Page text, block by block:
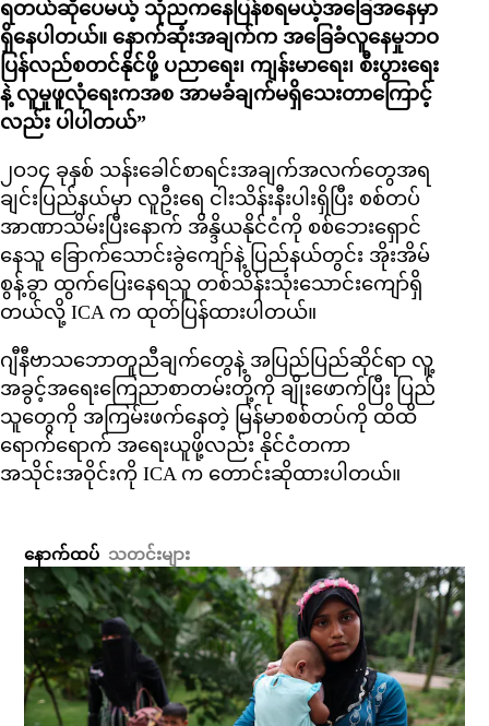
ရတယ်ဆိုပေမယ့် သုံညကနေပြန်စရမယ့်အခြေအနေမှာ
ရှိနေပါတယ်။ နောက်ဆုံးအချက်က အခြေခံလူနေမှုဘဝ
ပြန်လည်စတင်နိုင်ဖို့ ပညာရေး၊ ကျန်းမာရေး၊ စီးပွားရေး
နဲ့ လူမှုဖူလုံရေးကအစ အာမခံချက်မရှိသေးတာကြောင့်
လည်း ပါပါတယ်”
၂ဝ၁၄ ခုနှစ် သန်းခေါင်စာရင်းအချက်အလက်တွေအရ
ချင်းပြည်နယ်မှာ လူဦးရေ ငါးသိန်းနီးပါးရှိပြီး စစ်တပ်
အာဏာသိမ်းပြီးနောက် အိန္ဒိယနိုင်ငံကို စစ်ဘေးရှောင်
နေသူ ခြောက်သောင်းခွဲကျော်နဲ့ ပြည်နယ်တွင်း အိုးအိမ်
စွန့်ခွာ ထွက်ပြေးနေရသူ တစ်သိန်းသုံးသောင်းကျော်ရှိ
တယ်လို့ ICA က ထုတ်ပြန်ထားပါတယ်။
ဂျီနီဗာသဘောတူညီချက်တွေနဲ့ အပြည်ပြည်ဆိုင်ရာ လူ့
အခွင့်အရေးကြေညာစာတမ်းတို့ကို ချိုးဖောက်ပြီး ပြည်
သူတွေကို အကြမ်းဖက်နေတဲ့ မြန်မာစစ်တပ်ကို ထိထိ
ရောက်ရောက် အရေးယူဖို့လည်း နိုင်ငံတကာ
အသိုင်းအဝိုင်းကို ICA က တောင်းဆိုထားပါတယ်။
နောက်ထပ် သတင်းများ